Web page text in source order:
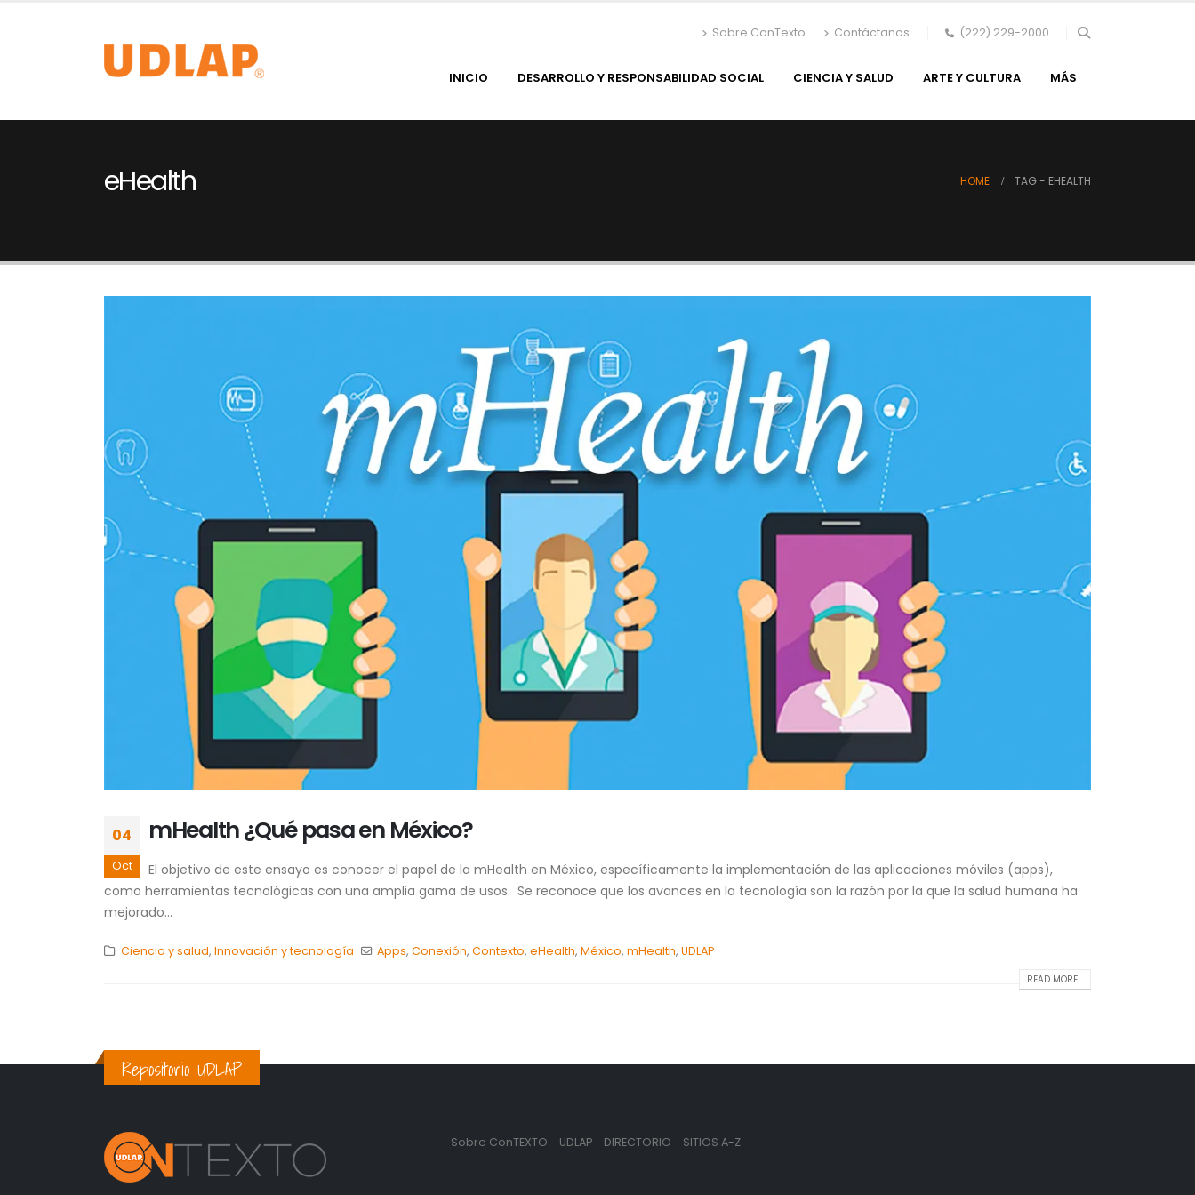
Sobre ConTexto Contáctanos (222) 229-2000
INICIO DESARROLLO Y RESPONSABILIDAD SOCIAL CIENCIA Y SALUD ARTE Y CULTURA MÁS
eHealth HOME TAG - EHEALTH
04
Oct
mHealth ¿Qué pasa en México?
El objetivo de este ensayo es conocer el papel de la mHealth en México, específicamente la implementación de las aplicaciones móviles (apps),
como herramientas tecnológicas con una amplia gama de usos. Se reconoce que los avances en la tecnología son la razón por la que la salud humana ha
mejorado...
Ciencia y salud, Innovación y tecnología Apps,Conexión,Contexto,eHealth,México,mHealth,UDLAP
READ MORE...
Repositorio UDLAP
Sobre ConTEXTO UDLAP DIRECTORIO SITIOS A-Z